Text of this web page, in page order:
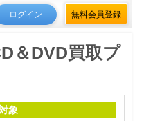
ログイン 無料会員登録
＆DVD買取プ
象